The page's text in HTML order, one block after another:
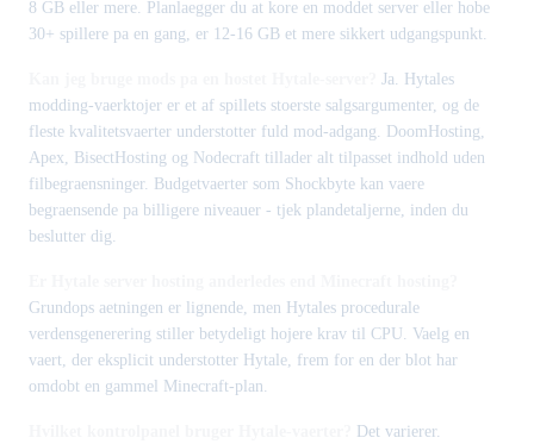
8 GB eller mere. Planlaegger du at kore en moddet server eller hobe
30+ spillere pa en gang, er 12-16 GB et mere sikkert udgangspunkt.
Ja. Hytales
modding-vaerktojer er et af spillets stoerste salgsargumenter, og de
fleste kvalitetsvaerter understotter fuld mod-adgang. DoomHosting,
Apex, BisectHosting og Nodecraft tillader alt tilpasset indhold uden
filbegraensninger. Budgetvaerter som Shockbyte kan vaere
begraensende pa billigere niveauer - tjek plandetaljerne, inden du
beslutter dig.
Grundops aetningen er lignende, men Hytales procedurale
verdensgenerering stiller betydeligt hojere krav til CPU. Vaelg en
vaert, der eksplicit understotter Hytale, frem for en der blot har
omdobt en gammel Minecraft-plan.
Det varierer.